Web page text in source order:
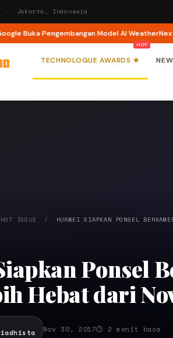
· Jakarta, Indonesia
Pengembangan Model AI WeatherNext
TECHNOLOGUE AWARDS ★
HOT ISSUE / HUAWEI SIAPKAN PONSEL
Ponsel
Hebat dari
Nov 30, 2017⏱ 2 menit baca